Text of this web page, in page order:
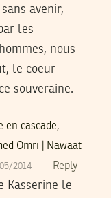
avenir,
les
nous
le coeur
souveraine.
en cascade,
Omri | Nawaat
2014 Reply
Kasserine le